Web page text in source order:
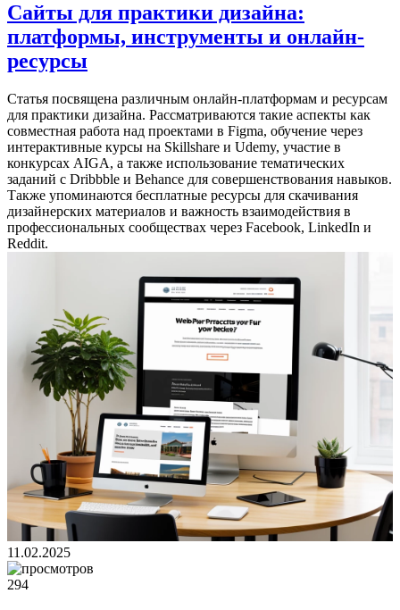
Сайты для практики дизайна:
платформы, инструменты и онлайн-
ресурсы
Статья посвящена различным онлайн-платформам и ресурсам
для практики дизайна. Рассматриваются такие аспекты как
совместная работа над проектами в Figma, обучение через
интерактивные курсы на Skillshare и Udemy, участие в
конкурсах AIGA, а также использование тематических
заданий с Dribbble и Behance для совершенствования навыков.
Также упоминаются бесплатные ресурсы для скачивания
дизайнерских материалов и важность взаимодействия в
профессиональных сообществах через Facebook, LinkedIn и
Reddit.
11.02.2025
294